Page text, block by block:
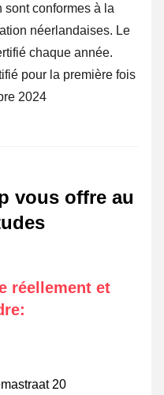
sont conformes à la
néerlandaises. Le
chaque année.
pour la première fois
2024
vous offre au
réellement et
:
20